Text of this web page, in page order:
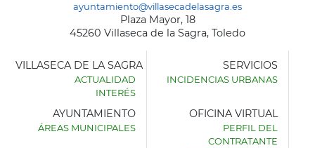
ayuntamiento@villasecadelasagra.es
Plaza Mayor, 18
45260 Villaseca de la Sagra, Toledo
AYUNTAMIENTO
VILLASECA DE LA SAGRA
ACTUALIDAD
INTERÉS
SERVICIOS
INCIDENCIAS URBANAS
AYUNTAMIENTO
ÁREAS MUNICIPALES
OFICINA VIRTUAL
PERFIL DEL
CONTRATANTE